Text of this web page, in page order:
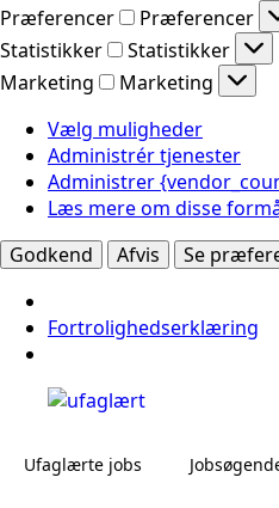
Præferencer
Præferencer
Statistikker
Statistikker
Marketing
Marketing
Vælg muligheder
Administrér tjenester
Administrer
Læs mere om disse
Godkend
Afvis Se
Fortrolighedserklæring
Ufaglærte jobs